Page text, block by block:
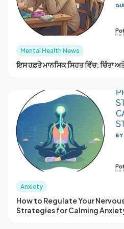
Mental Health News
ਇਸ ਹਫ਼ਤੇ ਮਾਨਸਿਕ ਸਿਹਤ ਵਿੱਚ: ਚਿੰਤਾ
Anxiety
How to Regulate Your
Strategies for Calming